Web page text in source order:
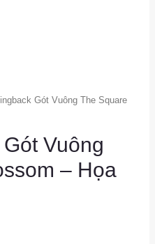
Gót Vuông The Square
Vuông
– Họa